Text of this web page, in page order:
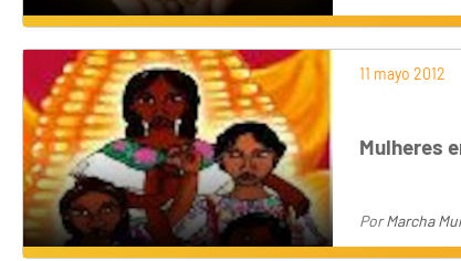
11 mayo 2012
Mulheres
PorMarcha